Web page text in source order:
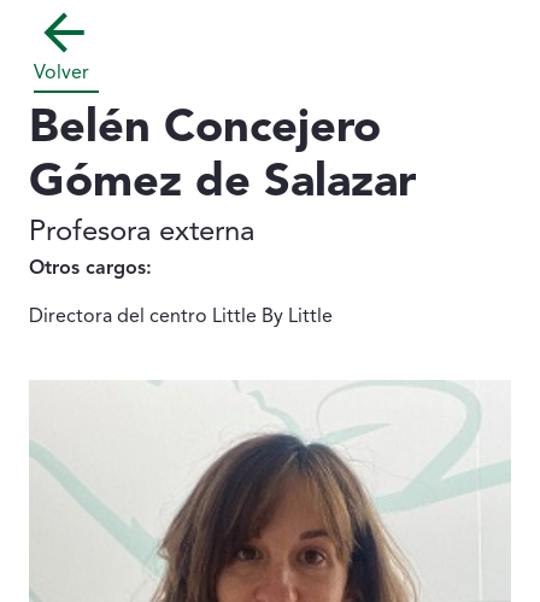
Contenido principal
Volver
Belén Concejero
Gómez de Salazar
Profesora externa
Otros cargos:
Directora del centro Little By Little